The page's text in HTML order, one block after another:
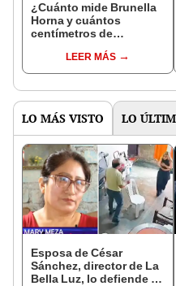
¿Cuánto mide Brunella
Horna y cuántos
centímetros de
novio Richard Acuña?
LEER MÁS
LO MÁS VISTO LO
Esposa de César
Sánchez, director de La
Bella Luz, lo defiende y